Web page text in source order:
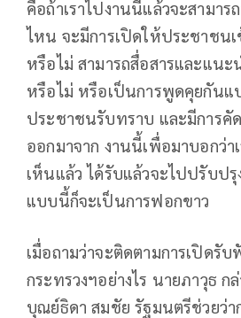
คือถ้าเราไปงานนี้แล้วจะสามา
ไหน จะมีการเปิดให้ประชาชน
หรือไม่ สามารถสื่อสารและแนะ
หรือไม่ หรือเป็นการพูดคุยกัน
ประชาชนรับทราบ และมีการคั
ออกมาจาก งานนี้เพื่อมาบอกว่า
เห็นแล้ว ได้รับแล้วจะไปปรับป
แบบนี้ก็จะเป็นการฟอกขาว
เมื่อถามว่าจะติดตามการเปิดรั
กระทรวงฯอย่างไร นายภาวุธ ก
บุณย์ธิดา สมชัย รัฐมนตรีช่วยว่า